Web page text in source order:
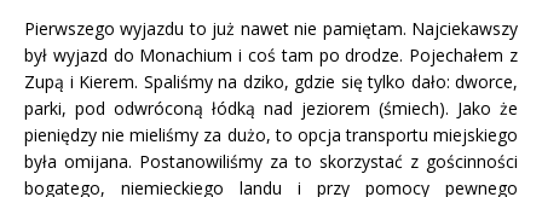
Pierwszego wyjazdu to już nawet nie pamiętam. Najciekawszy
był wyjazd do Monachium i coś tam po drodze. Pojechałem z
Zupą i Kierem. Spaliśmy na dziko, gdzie się tylko dało: dworce,
parki, pod odwróconą łódką nad jeziorem (śmiech). Jako że
pieniędzy nie mieliśmy za dużo, to opcja transportu miejskiego
była omijana. Postanowiliśmy za to skorzystać z gościnności
bogatego, niemieckiego landu i przy pomocy pewnego